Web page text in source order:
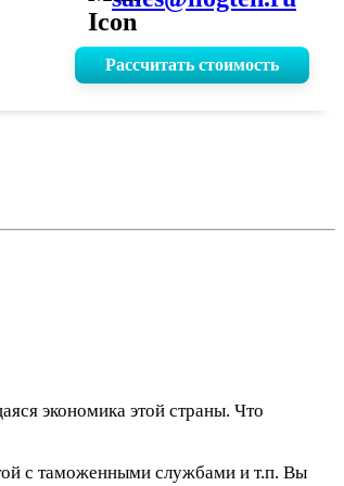
Рассчитать стоимость
экономика этой страны. Что
с таможенными службами и т.п. Вы